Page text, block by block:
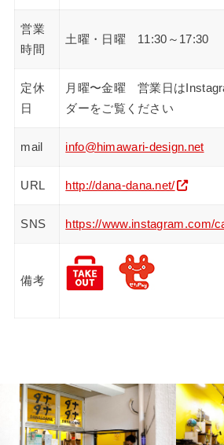
営業
時間
土曜・日曜 11:30～17:30
定休
日
月曜〜金曜 営業日は
ダーをご覧ください
mail info@himawari-design.net
URL http://dana-dana.net/
SNS https://www.instagram.com/
備考